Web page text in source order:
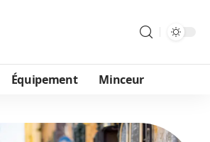
Équipement Minceur